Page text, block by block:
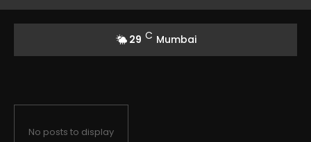
29 C Mumbai
No posts to display